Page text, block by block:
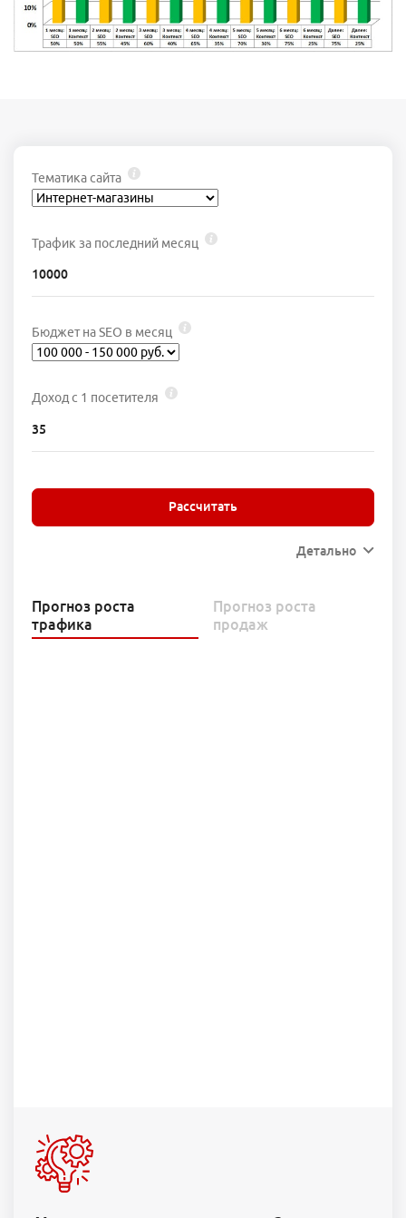
Тематика сайта
Трафик за последний месяц
Бюджет на SEO в месяц
Доход с 1 посетителя
Рассчитать
Детально
Прогноз роста
трафика
Прогноз роста
продаж